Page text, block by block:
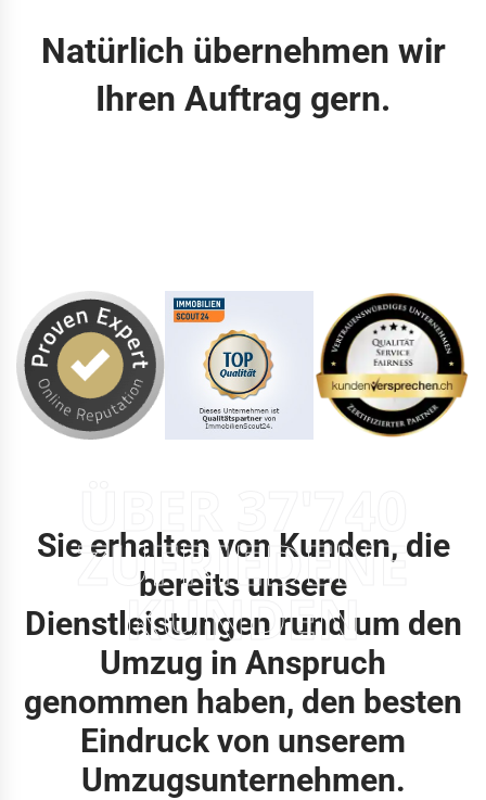
Natürlich übernehmen wir
Ihren Auftrag gern.
ZUFRIEDENE
KUNDEN
Sie erhalten von Kunden, die
bereits unsere
Dienstleistungen rund um den
Umzug in Anspruch
genommen haben, den besten
Eindruck von unserem
Umzugsunternehmen.